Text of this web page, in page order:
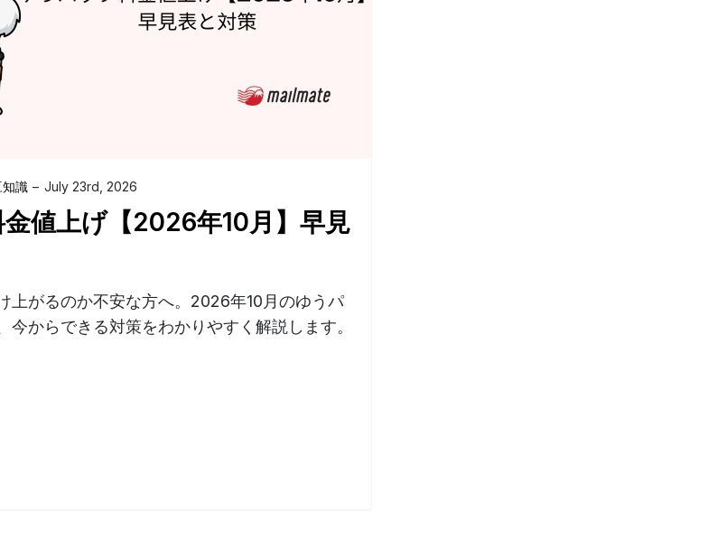
識 July 23rd, 2026
値上げ【2026年10月】早見
上がるのか不安な方へ。2026年10月のゆうパ
今からできる対策をわかりやすく解説します。